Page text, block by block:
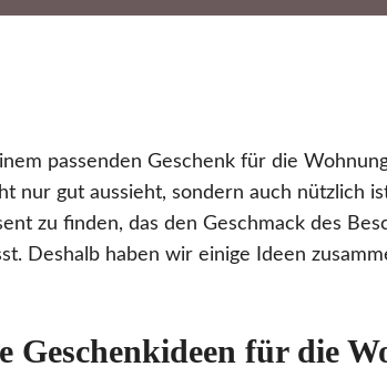
passenden Geschenk für die
nur gut aussieht, sondern auch nützlich
zu finden, das den Geschmack des
Deshalb haben wir einige Ideen
Geschenkideen für die